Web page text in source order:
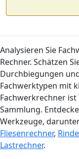
Analysieren Sie
Rechner. Schätzen
Durchbiegungen
Fachwerktypen mit
Fachwerkrechner ist
Sammlung.
Werkzeuge,
Fliesenrechner,
Lastrechner.